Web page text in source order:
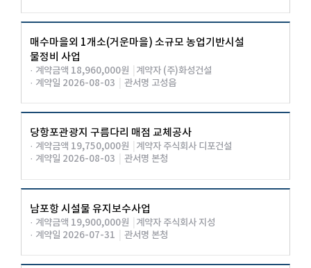
매수마을외 1개소(거운마을) 소규모 농업기반시설
물정비 사업
· 계약금액 18,960,000원
계약자 (주)화성건설
· 계약일 2026-08-03
관서명 고성읍
당항포관광지 구름다리 매점 교체공사
· 계약금액 19,750,000원
계약자 주식회사 디포건설
· 계약일 2026-08-03
관서명 본청
남포항 시설물 유지보수사업
· 계약금액 19,900,000원
계약자 주식회사 지성
· 계약일 2026-07-31
관서명 본청